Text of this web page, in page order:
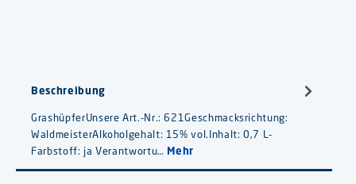
Beschreibung
GrashüpferUnsere Art.-Nr.: 621Geschmacksrichtung:
WaldmeisterAlkoholgehalt: 15% vol.Inhalt: 0,7 L-
Farbstoff: ja Verantwortu…Mehr